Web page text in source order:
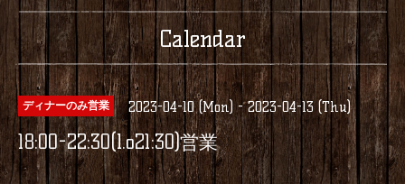
Calendar
ディナーのみ営業 2023-04-10 (Mon) - 2023-04-13 (Thu)
18:00-22:30(l.o21:30)営業